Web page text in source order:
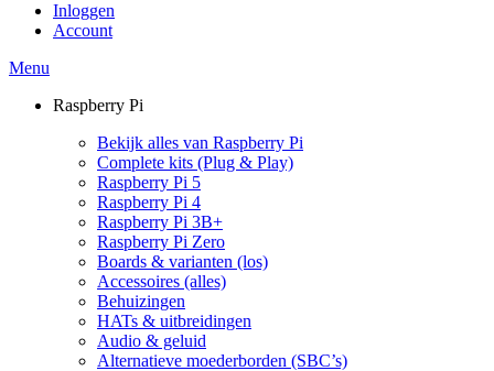
Inloggen
Account
Menu
Raspberry Pi
Bekijk alles van Raspberry Pi
Complete kits (Plug & Play)
Raspberry Pi 5
Raspberry Pi 4
Raspberry Pi 3B+
Raspberry Pi Zero
Boards & varianten (los)
Accessoires (alles)
Behuizingen
HATs & uitbreidingen
Audio & geluid
Alternatieve moederborden (SBC’s)